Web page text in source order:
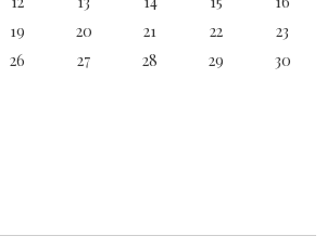
19 20 21 22
23
26 27 28 29
30